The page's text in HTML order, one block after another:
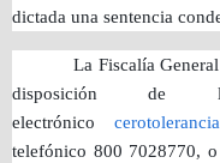
dictada una sentencia
La Fiscalía General de
disposición de
electrónico
telefónico 800 7028770,